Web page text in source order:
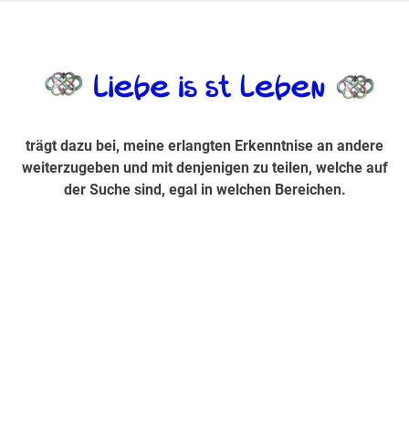
Suche sind, egal in welchen Bereichen.
trägt dazu bei, meine erlangten Erkenntnise an andere
weiterzugeben und mit denjenigen zu teilen, welche auf
der Suche sind, egal in welchen Bereichen.